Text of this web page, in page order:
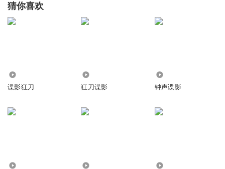
猜你喜欢
谍影狂刀 狂刀谍影 钟声谍影